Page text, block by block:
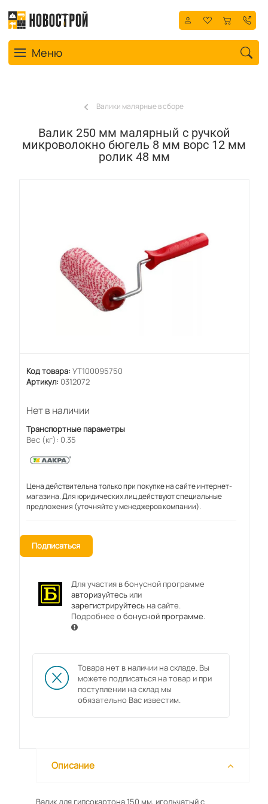
Toggle navigation
Меню
Валики малярные в сборе
Валик 250 мм малярный с ручкой
микроволокно бюгель 8 мм ворс 12 мм
ролик 48 мм
Код товара: УТ100095750
Артикул: 0312072
Нет в наличии
Транспортные параметры
Вес (кг): 0.35
Цена действительна только при покупке на сайте интернет-
магазина. Для юридических лиц действуют специальные
предложения (уточняйте у менеджеров компании).
Подписаться
Для участия в бонусной программе
авторизуйтесьили
зарегистрируйтесьна сайте.
Подробнее обонусной программе.
Товара нет в наличии на складе. Вы
можете подписаться на товар и при
поступлении на склад мы
обязательно Вас известим.
Описание
Валик для гипсокартона 150 мм, игольчатый с